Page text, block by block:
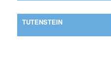
TUTENSTEIN